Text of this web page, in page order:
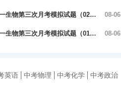
生物第三次月考模拟试题（02… 08-06
生物第三次月考模拟试题（01… 08-06
英语 中考物理 中考化学 中考政治